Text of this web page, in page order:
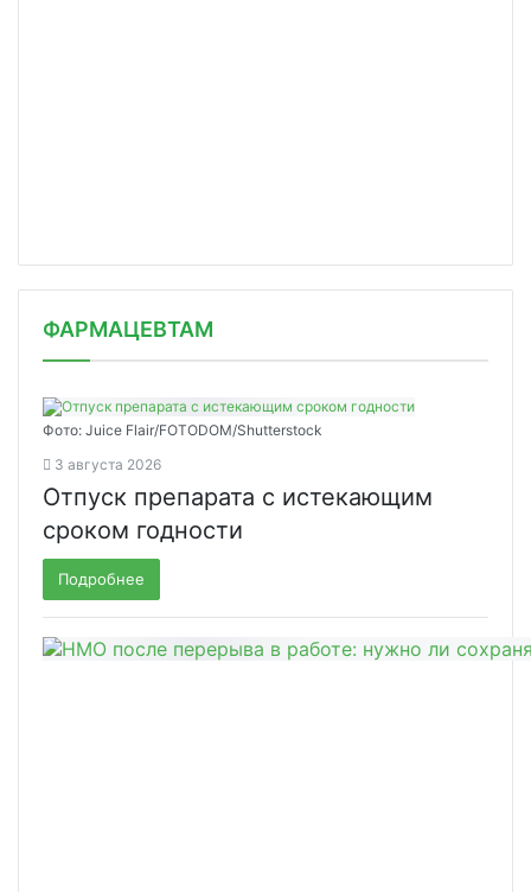
ФАРМАЦЕВТАМ
Фото: Juice Flair/FOTODOM/Shutterstoсk
3 августа 2026
Отпуск препарата с истекающим
сроком годности
Подробнее